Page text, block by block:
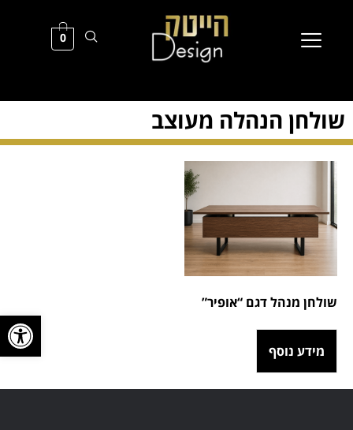
פתח
0
שולחן הנהלה מעוצב
שולחן מנהל דגם “אופיר”
מידע נוסף